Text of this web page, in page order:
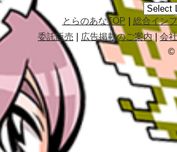
とらのあなTOP
総合イン
委託販売
広告掲載のご案内|会
©